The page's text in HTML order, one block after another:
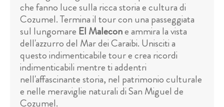
che fanno luce sulla ricca storia e cultura di
Cozumel. Termina il tour con una passeggiata
sul lungomare El Malecone ammira la vista
dell'azzurro del Mar dei Caraibi. Unisciti a
questo indimenticabile tour e crea ricordi
indimenticabili mentre ti addentri
nell'affascinante storia, nel patrimonio culturale
e nelle meraviglie naturali di San Miguel de
Cozumel.